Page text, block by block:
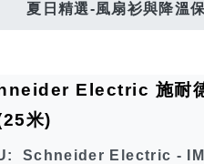
夏日精選-風扇衫與降溫
Electric 施耐
米)
Schneider Electric -